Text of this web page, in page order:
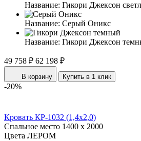
Название: Гикори Джексон
Название: Серый Оникс
Название: Гикори Джексон
49 758 ₽ 62 198 ₽
В корзину Купить в 1 клик
-20%
Кровать КР-1032 (1,4x2,0)
Спальное место 1400 x 2000
Цвета ЛЕРОМ